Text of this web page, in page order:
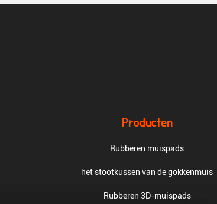
Producten
Rubberen muispads
het stootkussen van de gokkenmuis
Rubberen 3D-muispads